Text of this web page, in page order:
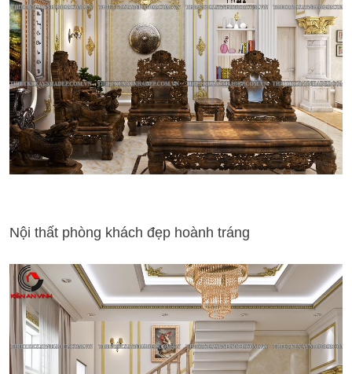
Nội thất phòng khách đẹp hoành tráng